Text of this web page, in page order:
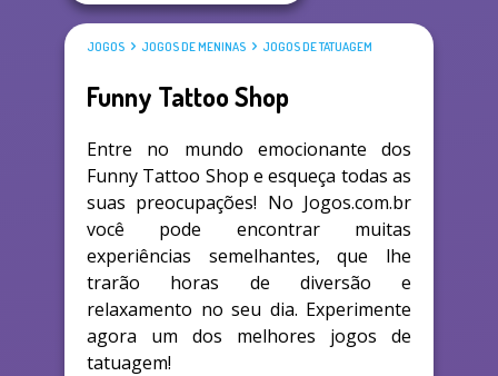
JOGOS JOGOS DE MENINAS JOGOS DE TATUAGEM
Funny Tattoo Shop
Entre no mundo emocionante dos
Funny Tattoo Shop e esqueça todas as
suas preocupações! No Jogos.com.br
você pode encontrar muitas
experiências semelhantes, que lhe
trarão horas de diversão e
relaxamento no seu dia. Experimente
agora um dos melhores jogos de
tatuagem!